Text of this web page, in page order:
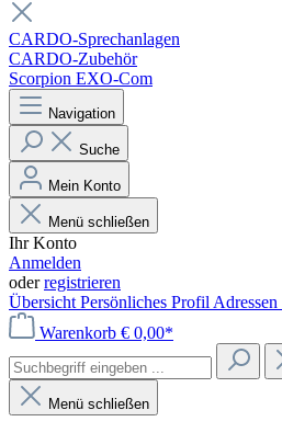
CARDO-Sprechanlagen
CARDO-Zubehör
Scorpion EXO-Com
Navigation
Suche
Mein Konto
Menü schließen
Ihr Konto
Anmelden
oderregistrieren
Übersicht Persönliches Profil Adressen
Warenkorb € 0,00*
Menü schließen